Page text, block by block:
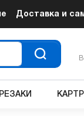
Доставка и
РЕЗАКИ